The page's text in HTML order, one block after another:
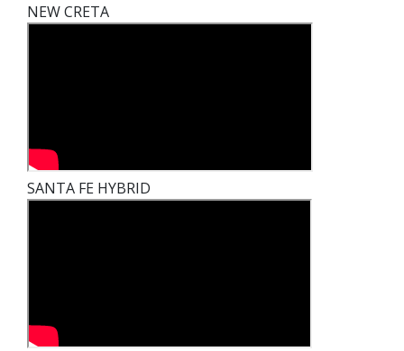
NEW CRETA
SANTA FE HYBRID